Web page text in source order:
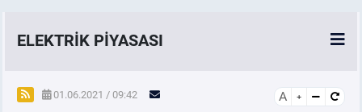
ELEKTRİK PİYASASI
SPOT ELEKTRİK PİYASALARI
01.06.2021 / 09:42 A